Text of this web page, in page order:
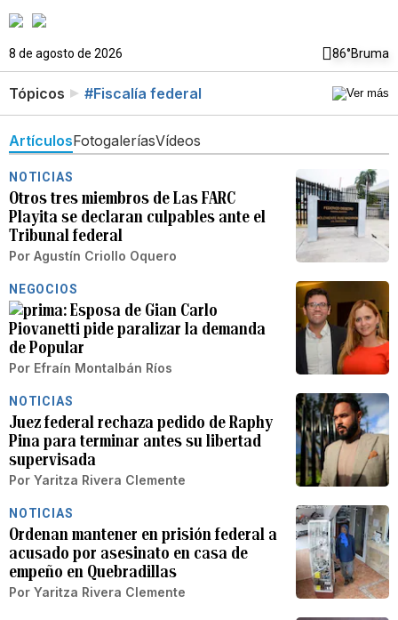
8 de agosto de 2026 86°Bruma
Tópicos #Fiscalía federal
ArtículosFotogaleríasVídeos
NOTICIAS
Otros tres miembros de Las FARC
Playita se declaran culpables ante el
Tribunal federal
Por Agustín Criollo Oquero
NEGOCIOS
Esposa de Gian Carlo
Piovanetti pide paralizar la demanda
de Popular
Por Efraín Montalbán Ríos
NOTICIAS
Juez federal rechaza pedido de Raphy
Pina para terminar antes su libertad
supervisada
Por Yaritza Rivera Clemente
NOTICIAS
Ordenan mantener en prisión federal a
acusado por asesinato en casa de
empeño en Quebradillas
Por Yaritza Rivera Clemente